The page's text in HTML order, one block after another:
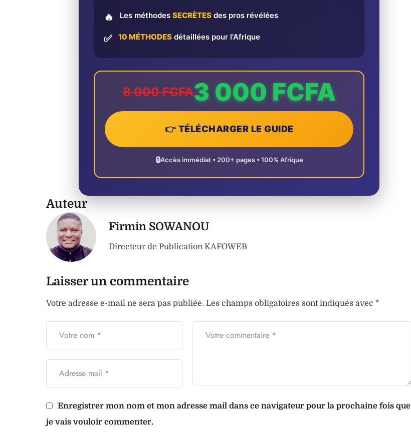
🔥 Les méthodes SECRÈTES des pros révélées
✅ 10 MÉTHODES détaillées pour l'Afrique
8 000 FCFA3 000 FCFA
👉 TÉLÉCHARGER LE GUIDE
🔒Accès immédiat • 200+ pages • 100% Afrique
Auteur
Firmin SOWANOU
Directeur de Publication KAFOWEB
Laisser un commentaire
Votre adresse e-mail ne sera pas publiée. Les champs obligatoires sont indiqués avec *
Enregistrer mon nom et mon adresse mail dans ce navigateur pour la prochaine fois que
je vais vouloir commenter.